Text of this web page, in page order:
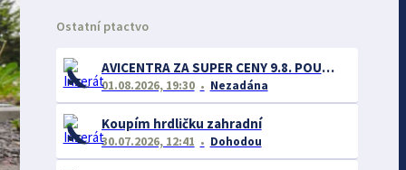
Ostatní ptactvo
AVICENTRA ZA SUPER CENY 9.8. POUZE V PŘEROVĚ.9.8.
01.08.2026, 19:30 Nezadána
Koupím hrdličku zahradní
30.07.2026, 12:41 Dohodou